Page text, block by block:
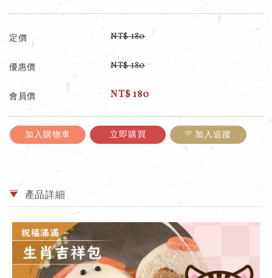
定價 NT$ 180
優惠價 NT$ 180
會員價 NT$180
加入購物車 立即購買 加入追蹤
產品詳細